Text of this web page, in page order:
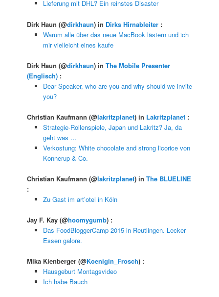
Lieferung mit DHL? Ein reinstes Disaster
Dirk Haun(@dirkhaun) in Dirks Hirnableiter :
Warum alle über das neue MacBook lästern und ich
mir vielleicht eines kaufe
Dirk Haun(@dirkhaun) inThe Mobile Presenter
(Englisch) :
Dear Speaker, who are you and why should we invite
you?
Christian Kaufmann(@lakritzplanet) in Lakritzplanet :
Strategie-Rollenspiele, Japan und Lakritz? Ja, da
geht was …
Verkostung: White chocolate and strong licorice von
Konnerup & Co.
Christian Kaufmann(@lakritzplanet) inThe BLUELINE
:
Zu Gast im art’otel in Köln
Jay F. Kay(@hoomygumb) :
Das FoodBloggerCamp 2015 in Reutlingen. Lecker
Essen galore.
Mika Kienberger(@Koenigin_Frosch) :
Hausgeburt Montagsvideo
Ich habe Bauch